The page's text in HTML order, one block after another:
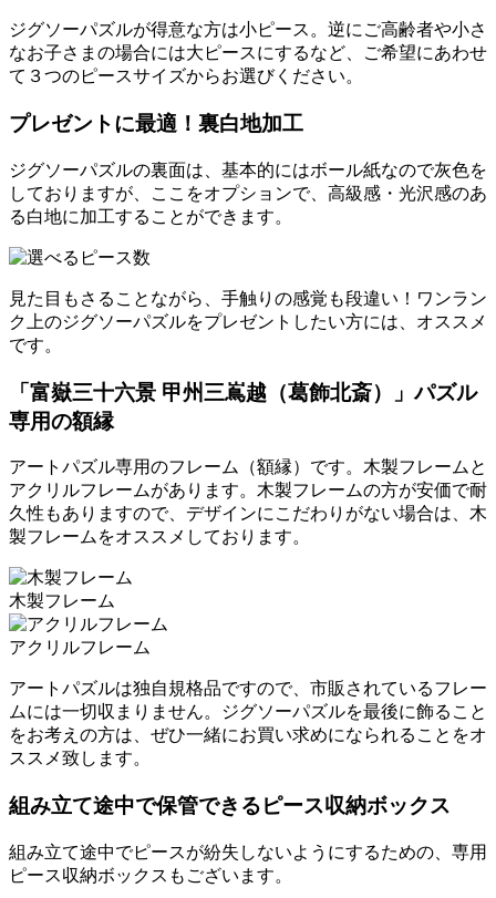
ジグソーパズルが得意な方は小ピース。逆にご高齢者や小さ
なお子さまの場合には大ピースにするなど、ご希望にあわせ
て３つのピースサイズからお選びください。
プレゼントに最適！裏白地加工
ジグソーパズルの裏面は、基本的にはボール紙なので灰色を
しておりますが、ここをオプションで、高級感・光沢感のあ
る白地に加工することができます。
見た目もさることながら、手触りの感覚も段違い！ワンラン
ク上のジグソーパズルをプレゼントしたい方には、オススメ
です。
「富嶽三十六景 甲州三嶌越（葛飾北斎）」パズル
専用の額縁
アートパズル専用のフレーム（額縁）です。木製フレームと
アクリルフレームがあります。木製フレームの方が安価で耐
久性もありますので、デザインにこだわりがない場合は、木
製フレームをオススメしております。
木製フレーム
アクリルフレーム
アートパズルは独自規格品ですので、市販されているフレー
ムには一切収まりません。ジグソーパズルを最後に飾ること
をお考えの方は、ぜひ一緒にお買い求めになられることをオ
ススメ致します。
組み立て途中で保管できるピース収納ボックス
組み立て途中でピースが紛失しないようにするための、専用
ピース収納ボックスもございます。